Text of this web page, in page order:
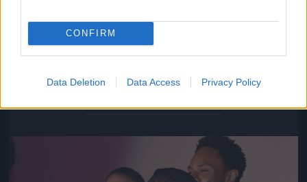
CONFIRM
Data Deletion Data Access Privacy Policy
Jada Pinkett Smith konferál a filmbéli chippendale-
Fotó: Paras Griffin / Europress / Getty
Jön még kép!